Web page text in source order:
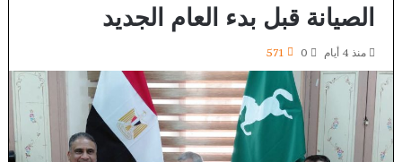
الصيانة قبل بدء العام الجديد
منذ 4 أيام 0
571